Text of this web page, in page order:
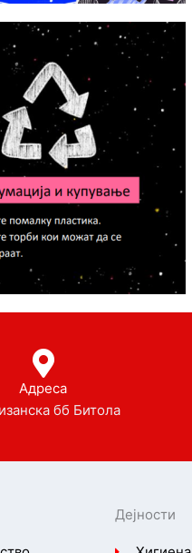
Адреса
бб Битола
Дејности